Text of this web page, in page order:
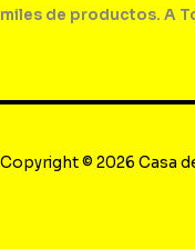
de productos. A
Copyright © 2026 Casa